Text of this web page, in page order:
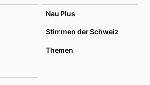
Nau Plus
Stimmen der Schweiz
Themen